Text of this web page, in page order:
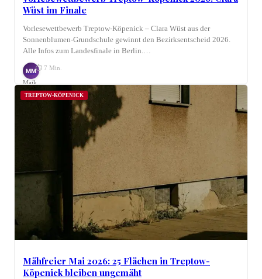
Wüst im Finale
Vorlesewettbewerb Treptow-Köpenick – Clara Wüst aus der
Sonnenblumen-Grundschule gewinnt den Bezirksentscheid 2026.
Alle Infos zum Landesfinale in Berlin.…
MM
Maik
Möhring
⏱ 7 Min.
TREPTOW-KÖPENICK
Mähfreier Mai 2026: 25 Flächen in Treptow-
Köpenick bleiben ungemäht